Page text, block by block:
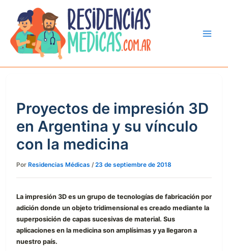
contenido
Proyectos de impresión 3D
en Argentina y su vínculo
con la medicina
Por Residencias Médicas /23 de septiembre de 2018
La impresión 3D es un grupo de tecnologías de fabricación por
adición donde un objeto tridimensional es creado mediante la
superposición de capas sucesivas de material. Sus
aplicaciones en la medicina son amplísimas y ya llegaron a
nuestro país.